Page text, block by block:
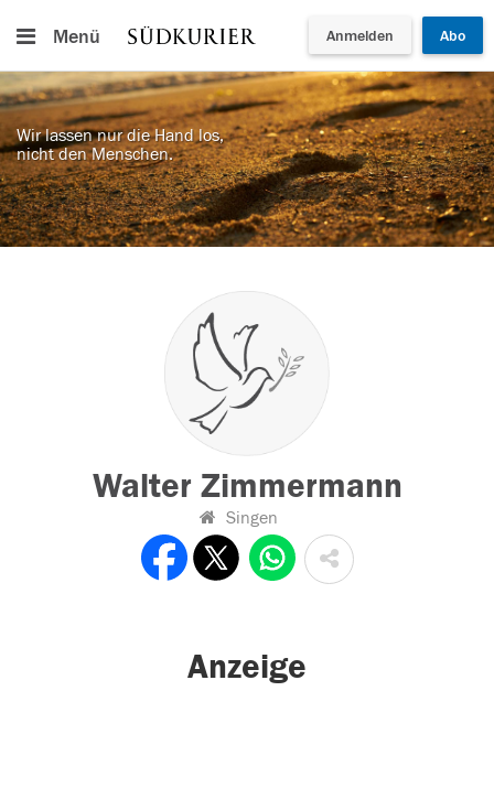
Menü Anmelden Abo
Wir lassen nur die Hand los,
nicht den Menschen.
Walter Zimmermann
Singen
Anzeige